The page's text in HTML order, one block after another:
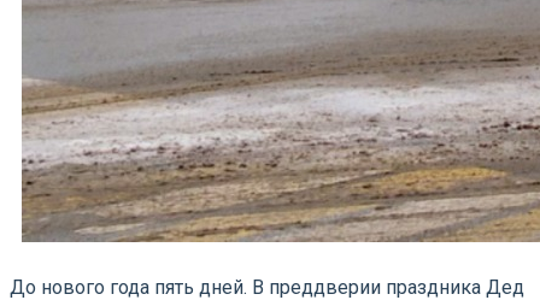
До нового года пять дней. В преддверии праздника Дед